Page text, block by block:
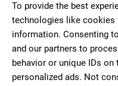
To provide the best
technologies like
information. Consenting
and our partners to
behavior or unique IDs
personalized ads. Not
MT BellverBaca
de